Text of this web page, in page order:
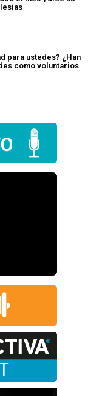
para ustedes? ¿Han
como voluntarios